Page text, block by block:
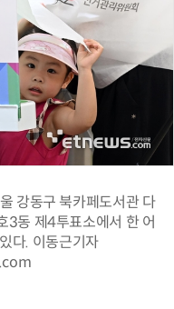
강동구 북카페도서관 다
3동 제4투표소에서 한 어
다. 이동근기자